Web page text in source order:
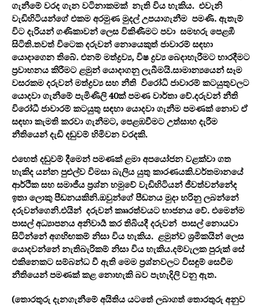
ගැනීමේ වරද ගැන වටිනාකමක් නැති විය හැකිය. එවැනි
වැඩිහිටියන්ගේ එකම අරමුණ මුදල් උපයාගැනීම පමණි. ඇතැම්
විට දැරියන් ගණිකාවන් ලෙස විකිණීමට පවා සමහරු පෙළඹී
සිටිති.තවත් විටෙක දරුවන් නොයෙකුත් ජාවාරම් සඳහා
යොදාගෙන තිබේ. එනම් මත්ද්‍රව්‍ය, විෂ ද්‍රව්‍ය බෙදාහැරීමට භාරදීමට
ප්‍රවාහනය කිරීමට ළමුන් යොදාගනු ලැබීමයි.සාමාන්‍යයෙන් සෑම
වසරකම දරුවන් මත්ද්‍රව්‍ය සහ නීති විරෝධි ජාවාරම් කටයුතුවලට
යොදවා ගැනීමේ පැමිණිලි 40ක් පමණ වාර්තා වේ.දරුවන් නීති
විරෝධී ජාවාරම් කටයුතු සඳහා යොදවා ගැනීම පමණක් නොව ඒ
සඳහා කැමති කරවා ගැනීමට, පෙළඹවීමට උත්සාහ දැරීම
නීතියෙන් දැඩි දඬුවම් හිමිවන වරදකි.
එහෙත් දඬුවම් දීමෙන් පමණක් ළමා අපයෝජන වළක්වා ගත
හැකිද යන්න පුළුල්ව විමසා බැලිය යුතු කාරණයකි.වර්තමානයේ
ආර්ථික සහ සමාජීය ප්‍රශ්න හමුවේ වැඩිහිටියන් ජීවත්වන්නේද
ඉතා ලොකු පීඩනයකිනි.ඔවුන්ගේ පීඩනය මුදා හරිනු ලබන්නේ
දරුවන්ගෙනි.එයින් දරුවන් කෲරත්වයට භාජනය වේ. එමෙන්ම
පාසල් අධ්‍යාපනය අනිවාර්‍ය කර තිබියදී දරුවන් පාසල් නොයවා
සිටින්නේ අගහිඟකම් නිසා විය හැකිය. ළමුන්ව ශ්‍රමිකයින් ලෙස
යොදවන්නේ නැතිබැරිකම් නිසා විය හැකිය.දම්වැලක පුරුක් සේ
එකිනෙකට සම්බන්ධ වී ඇති මෙම ප්‍රශ්නවලට විසඳුම් සෙවීම
නීතියෙන් පමණක් කළ නොහැකි බව පැහැදිලි වනු ඇත.
(තොරතුරු දැනගැනීමේ අයිතිය යටතේ ලබාගත් තොරතුරු අනුව